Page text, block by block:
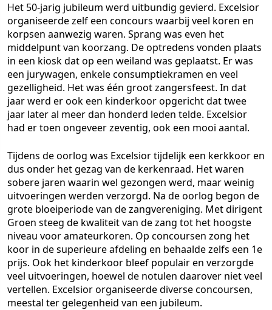
Het 50-jarig jubileum werd uitbundig gevierd. Excelsior
organiseerde zelf een concours waarbij veel koren en
korpsen aanwezig waren. Sprang was even het
middelpunt van koorzang. De optredens vonden plaats
in een kiosk dat op een weiland was geplaatst. Er was
een jurywagen, enkele consumptiekramen en veel
gezelligheid. Het was één groot zangersfeest. In dat
jaar werd er ook een kinderkoor opgericht dat twee
jaar later al meer dan honderd leden telde. Excelsior
had er toen ongeveer zeventig, ook een mooi aantal.
Tijdens de oorlog was Excelsior tijdelijk een kerkkoor en
dus onder het gezag van de kerkenraad. Het waren
sobere jaren waarin wel gezongen werd, maar weinig
uitvoeringen werden verzorgd. Na de oorlog begon de
grote bloeiperiode van de zangvereniging. Met dirigent
Groen steeg de kwaliteit van de zang tot het hoogste
niveau voor amateurkoren. Op concoursen zong het
koor in de superieure afdeling en behaalde zelfs een 1e
prijs. Ook het kinderkoor bleef populair en verzorgde
veel uitvoeringen, hoewel de notulen daarover niet veel
vertellen. Excelsior organiseerde diverse concoursen,
meestal ter gelegenheid van een jubileum.